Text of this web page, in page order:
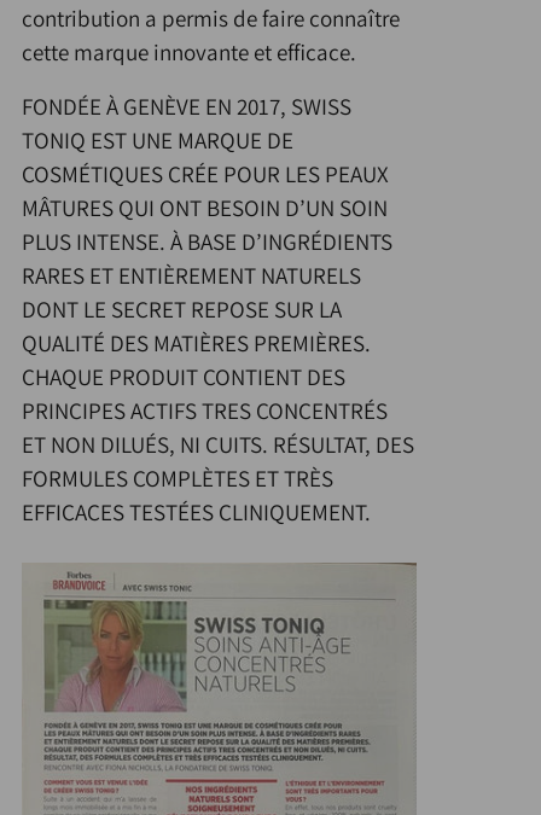
contribution a permis de faire connaître
cette marque innovante et efficace.
FONDÉE À GENÈVE EN 2017, SWISS
TONIQ EST UNE MARQUE DE
COSMÉTIQUES CRÉE POUR LES PEAUX
MÂTURES QUI ONT BESOIN D’UN SOIN
PLUS INTENSE. À BASE D’INGRÉDIENTS
RARES ET ENTIÈREMENT NATURELS
DONT LE SECRET REPOSE SUR LA
QUALITÉ DES MATIÈRES PREMIÈRES.
CHAQUE PRODUIT CONTIENT DES
PRINCIPES ACTIFS TRES CONCENTRÉS
ET NON DILUÉS, NI CUITS. RÉSULTAT, DES
FORMULES COMPLÈTES ET TRÈS
EFFICACES TESTÉES CLINIQUEMENT.